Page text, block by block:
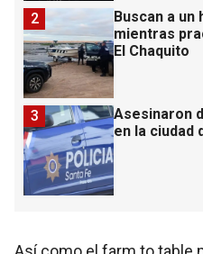
Buscan a un
mientras
El Chaquito
2
Asesinaron
en la ciudad
3